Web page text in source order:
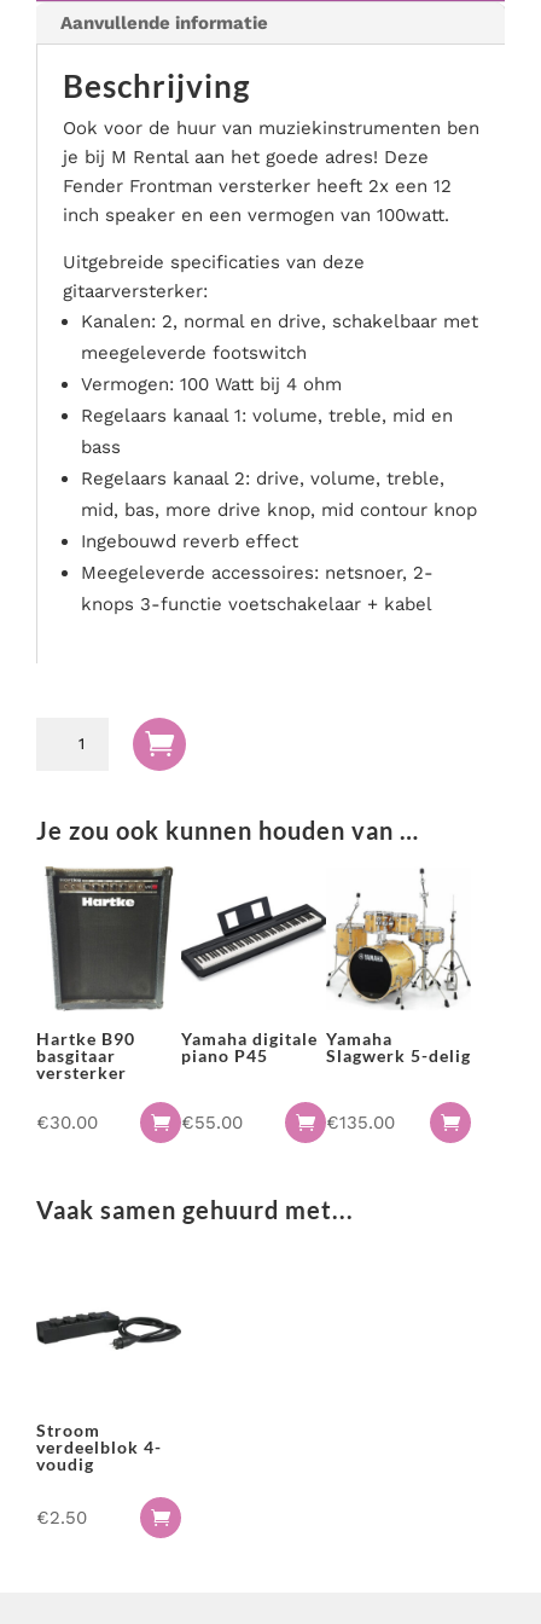
Serveer materialen
Servies & bestek
Speciale effecten
Stroom
Tafel accessoires
Tenten & parasols
Veiligheid, hygiëne & afvalverwerking
Aanvullende informatie
Beschrijving
Ook voor de huur van muziekinstrumenten ben
je bij M Rental aan het goede adres! Deze
Fender Frontman versterker heeft 2x een 12
inch speaker en een vermogen van 100watt.
Uitgebreide specificaties van deze
gitaarversterker:
Kanalen: 2, normal en drive, schakelbaar met
meegeleverde footswitch
Vermogen: 100 Watt bij 4 ohm
Regelaars kanaal 1: volume, treble, mid en
bass
Regelaars kanaal 2: drive, volume, treble,
mid, bas, more drive knop, mid contour knop
Ingebouwd reverb effect
Meegeleverde accessoires: netsnoer, 2-
knops 3-functie voetschakelaar + kabel
gitaarversterker
aantal

Je zou ook kunnen houden van …
Hartke B90
basgitaar
versterker
€30.00 
Yamaha digitale
piano P45
€55.00 
Yamaha
Slagwerk 5-delig
€135.00 
Vaak samen gehuurd met...
Stroom
verdeelblok 4-
voudig
€2.50 